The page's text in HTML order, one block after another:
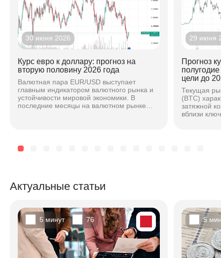
30 июня 2026
Курс евро к доллару: прогноз на
вторую половину 2026 года
Валютная пара EUR/USD выступает
главным индикатором валютного рынка и
устойчивости мировой экономики. В
последние месяцы на валютном рынке
29 июня
Прогноз
цели до
Текущая
(BTC)
затяжной
вблизи
Актуальные статьи
5 минут 76 5